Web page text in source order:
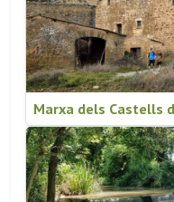
Marxa dels Castells